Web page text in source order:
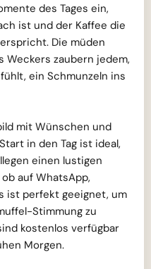
des Tages ein,
ist und der Kaffee die
Die müden
Weckers zaubern jedem,
ein Schmunzeln ins
mit Wünschen und
in den Tag ist ideal,
einen lustigen
auf WhatsApp,
ist perfekt geeignet, um
Stimmung zu
kostenlos verfügbar
Morgen.